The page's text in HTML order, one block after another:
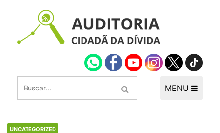
MENU
UNCATEGORIZED